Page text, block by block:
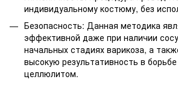
индивидуальному костюму, без
Безопасность: Данная методика
эффективной даже при наличии
начальных стадиях варикоза, а
высокую результативность в
целлюлитом.